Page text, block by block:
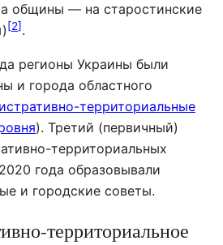
общины — на старостинские
[2].
регионы Украины были
и города областного
территориальные
). Третий (первичный)
территориальных
года образовывали
и городские советы.
территориальное